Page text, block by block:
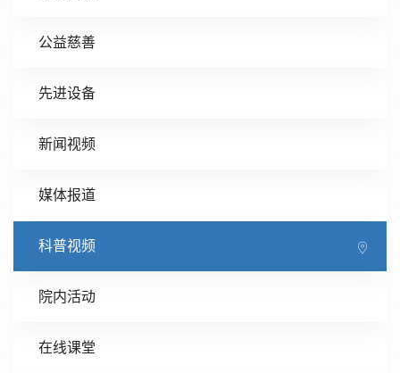
公益慈善
先进设备
新闻视频
媒体报道
科普视频
院内活动
在线课堂